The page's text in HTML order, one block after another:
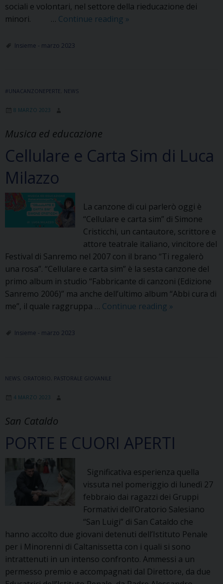
sociali e volontari, nel settore della rieducazione dei
minori. … Continue reading Assistenza
»
Insieme - marzo 2023
#UNACANZONEPERTE NEWS
8 MARZO 2023
Musica ed educazione
Cellulare e Carta Sim di Luca
Milazzo
La canzone di cui parlerò oggi è
“Cellulare e carta sim” di Simone
Cristicchi, un cantautore, scrittore e
attore teatrale italiano, vincitore del
Festival di Sanremo nel 2007 con il brano “Ti regalerò
una rosa”. “Cellulare e carta sim” è la sesta canzone del
primo album in studio “Fabbricante di canzoni (Edizione
Sanremo 2006)” ma anche dell’ultimo album “Abbi cura di
me”, il quale raggruppa … Continue reading Cellulare
»
Insieme - marzo 2023
NEWS ORATORIO PASTORALE GIOVANILE
4 MARZO 2023
San Cataldo
PORTE E CUORI APERTI
Significativa esperienza quella
vissuta nel pomeriggio di lunedì 27
febbraio dai ragazzi dei Gruppi
Formativi dell’Oratorio Salesiano
“San Luigi” di San Cataldo che
hanno accolto due giovani detenuti dell’Istituto Penale
per i Minorenni di Caltanissetta con i quali si sono
intrattenuti in un intenso confronto. Ammessi a un
permesso premio e accompagnati dal Direttore, da due